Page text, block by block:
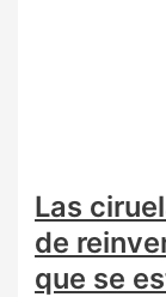
Las
de
que se